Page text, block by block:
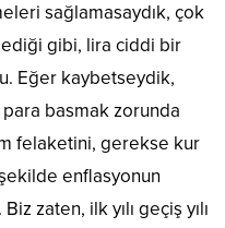
sağlamasaydık, çok
gibi, lira ciddi bir
Eğer kaybetseydik,
basmak zorunda
felaketini, gerekse kur
enflasyonun
zaten, ilk yılı geçiş yılı